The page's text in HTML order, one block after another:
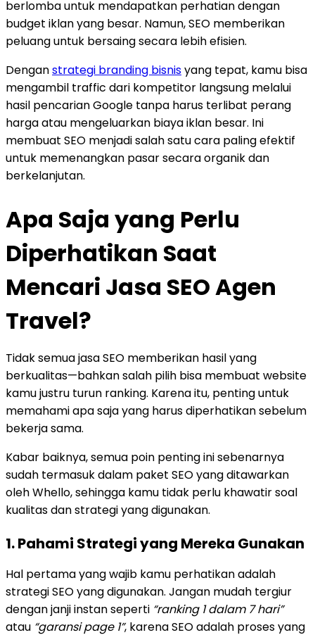
berlomba untuk mendapatkan perhatian dengan
budget iklan yang besar. Namun, SEO memberikan
peluang untuk bersaing secara lebih efisien.
Denganstrategi branding bisnisyang tepat, kamu bisa
mengambil traffic dari kompetitor langsung melalui
hasil pencarian Google tanpa harus terlibat perang
harga atau mengeluarkan biaya iklan besar. Ini
membuat SEO menjadi salah satu cara paling efektif
untuk memenangkan pasar secara organik dan
berkelanjutan.
Apa Saja yang Perlu
Diperhatikan Saat
Mencari Jasa SEO Agen
Travel?
Tidak semua jasa SEO memberikan hasil yang
berkualitas—bahkan salah pilih bisa membuat website
kamu justru turun ranking. Karena itu, penting untuk
memahami apa saja yang harus diperhatikan sebelum
bekerja sama.
Kabar baiknya, semua poin penting ini sebenarnya
sudah termasuk dalam paket SEO yang ditawarkan
oleh Whello, sehingga kamu tidak perlu khawatir soal
kualitas dan strategi yang digunakan.
1. Pahami Strategi yang Mereka Gunakan
Hal pertama yang wajib kamu perhatikan adalah
strategi SEO yang digunakan. Jangan mudah tergiur
dengan janji instan seperti “ranking 1 dalam 7 hari”
atau “garansi page 1”, karena SEO adalah proses yang